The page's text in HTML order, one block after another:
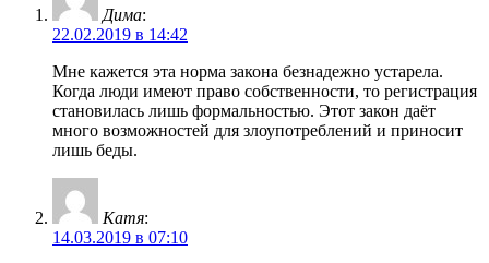
Дима:
22.02.2019 в 14:42
Мне кажется эта норма закона безнадежно устарела.
Когда люди имеют право собственности, то регистрация
становилась лишь формальностью. Этот закон даёт
много возможностей для злоупотреблений и приносит
лишь беды.
Катя:
14.03.2019 в 07:10